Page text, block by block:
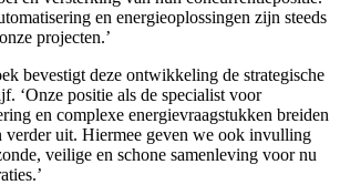
en energieoplossingen zijn steeds
projecten.’
bevestigt deze ontwikkeling de strategische
‘Onze positie als de specialist voor
en complexe energievraagstukken breiden
verder uit. Hiermee geven we ook invulling
veilige en schone samenleving voor nu